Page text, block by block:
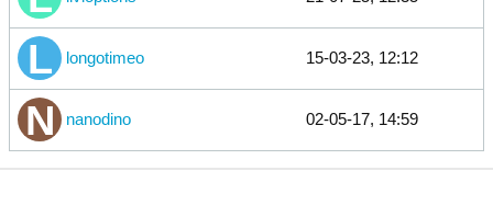
longotimeo 15-03-23, 12:12
nanodino 02-05-17, 14:59